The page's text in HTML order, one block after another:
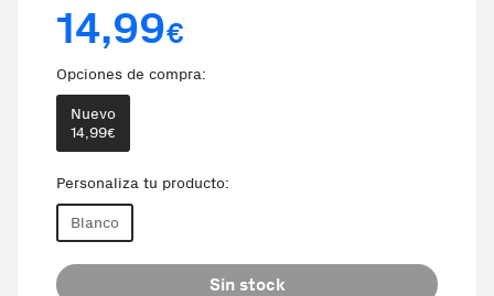
14,99€
Opciones de compra:
Nuevo
14,99€
Personaliza tu producto:
Blanco
Sin stock